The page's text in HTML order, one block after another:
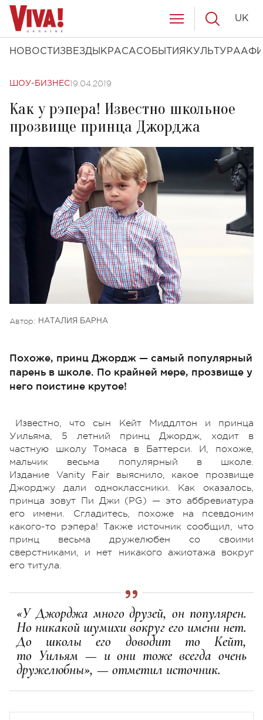
НОВОСТИ ЗВЕЗДЫ КРАСАСОБЫТИЯ КУЛЬТУРА
UK
ШОУ-БИЗНЕС19.04.2019
Как у рэпера! Известно школьное
прозвище принца Джорджа
Автор: НАТАЛИЯ БАРНА
Похоже, принц Джордж — самый популярный
парень в школе. По крайней мере, прозвище у
него поистине крутое!
Известно, что сын Кейт Миддлтон и принца
Уильяма, 5 летний принц Джордж, ходит в
частную школу Томаса в Баттерси. И, похоже,
мальчик весьма популярный в школе.
Издание Vanity Fair выяснило, какое прозвище
Джорджу дали одноклассники. Как оказалось,
принца зовут Пи Джи (PG) — это аббревиатура
его имени. Сгладитесь, похоже на псевдоним
какого-то рэпера! Также источник сообщил, что
принц весьма дружелюбен со своими
сверстниками, и нет никакого ажиотажа вокруг
его титула.
«У Джорджа много друзей, он популярен.
Но никакой шумихи вокруг его имени нет.
До школы его доводит то Кейт,
то Уильям — и они тоже всегда очень
дружелюбны», — отметил источник.